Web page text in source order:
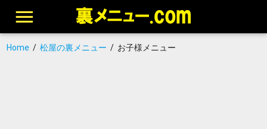
Home/ 松屋の裏メニュー / お子様メニュー